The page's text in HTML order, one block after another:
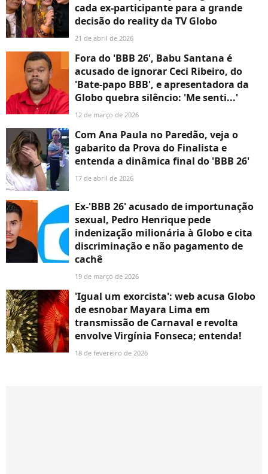
cada ex-participante para a grande
decisão do reality da TV Globo
21 de abril de 2026
Fora do 'BBB 26', Babu Santana é
acusado de ignorar Ceci Ribeiro, do
'Bate-papo BBB', e apresentadora da
Globo quebra silêncio: 'Me senti...'
12 de março de 2026
Com Ana Paula no Paredão, veja o
gabarito da Prova do Finalista e
entenda a dinâmica final do 'BBB 26'
17 de abril de 2026
Ex-'BBB 26' acusado de importunação
sexual, Pedro Henrique pede
indenização milionária à Globo e cita
discriminação e não pagamento de
cachê
19 de março de 2026
'Igual um exorcista': web acusa Globo
de esnobar Mayara Lima em
transmissão de Carnaval e revolta
envolve Virgínia Fonseca; entenda!
18 de fevereiro de 2026